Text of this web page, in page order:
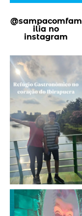
@sampacomfam
ilia no
instagram